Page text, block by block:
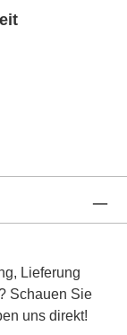
Lieferung
Schauen Sie
uns direkt!